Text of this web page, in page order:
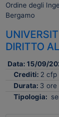
Ordine degli
Bergamo
DIRITTO
Data: 15/09/
Crediti: 2 cfp
Durata: 3 ore
Tipologia: